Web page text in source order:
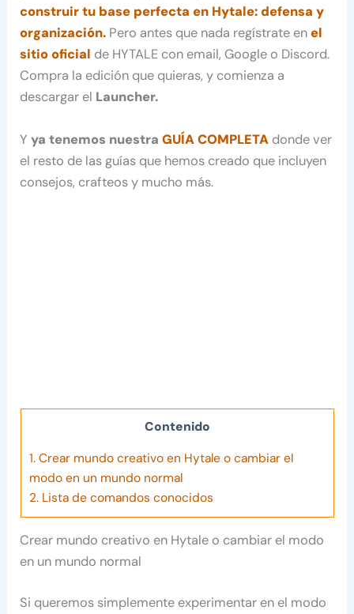
construir tu base perfecta en Hytale: defensa y
organización. Pero antes que nada regístrate enel
sitio oficial de HYTALE con email, Google o Discord.
Compra la edición que quieras, y comienza a
descargar el Launcher.
Yya tenemos nuestraGUÍA COMPLETA donde ver
el resto de las guías que hemos creado que incluyen
consejos, crafteos y mucho más.
Contenido
1.Crear mundo creativo en Hytale o cambiar el
modo en un mundo normal
2.Lista de comandos conocidos
Crear mundo creativo en Hytale o cambiar el modo
en un mundo normal
Si queremos simplemente experimentar en el modo